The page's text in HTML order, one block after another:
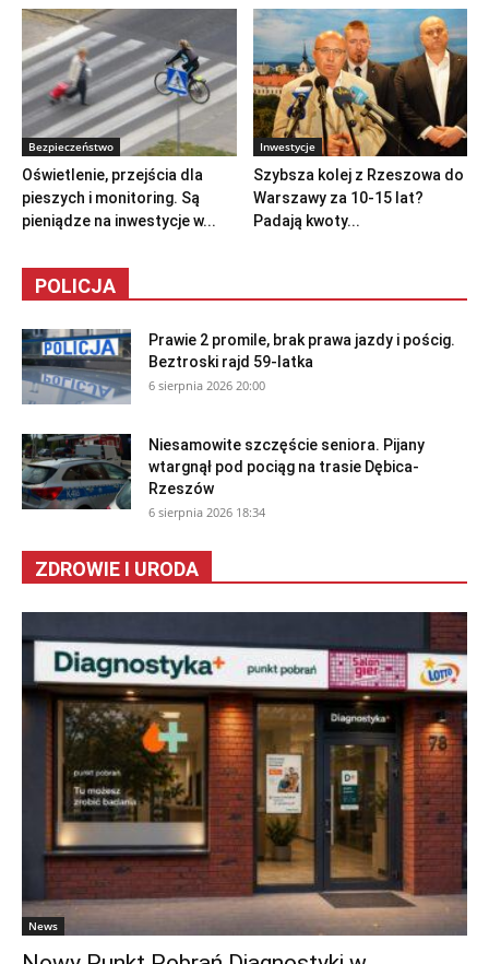
Bezpieczeństwo
Oświetlenie, przejścia dla
pieszych i monitoring. Są
pieniądze na inwestycje w...
Inwestycje
Szybsza kolej z Rzeszowa do
Warszawy za 10-15 lat?
Padają kwoty...
POLICJA
Prawie 2 promile, brak prawa jazdy i pościg.
Beztroski rajd 59-latka
6 sierpnia 2026 20:00
Niesamowite szczęście seniora. Pijany
wtargnął pod pociąg na trasie Dębica-
Rzeszów
6 sierpnia 2026 18:34
ZDROWIE I URODA
News